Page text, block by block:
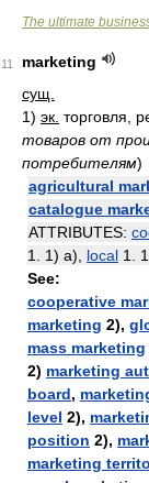
The ultimate
11
marketing
сущ.
1) эк. торговля,
товаров от
потребителям)
agricultural
catalogue
ATTRIBUTES:
1. 1) а), local 1.
See:
cooperative
marketing 2),
mass marketing
2) marketing
board,
level 2),
position 2),
marketing